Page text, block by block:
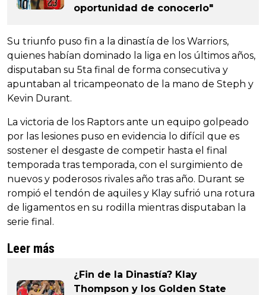
oportunidad de conocerlo"
Su triunfo puso fin a la dinastía de los Warriors,
quienes habían dominado la liga en los últimos años,
disputaban su 5ta final de forma consecutiva y
apuntaban al tricampeonato de la mano de Steph y
Kevin Durant.
La victoria de los Raptors ante un equipo golpeado
por las lesiones puso en evidencia lo difícil que es
sostener el desgaste de competir hasta el final
temporada tras temporada, con el surgimiento de
nuevos y poderosos rivales año tras año. Durant se
rompió el tendón de aquiles y Klay sufrió una rotura
de ligamentos en su rodilla mientras disputaban la
serie final.
Leer más
¿Fin de la Dinastía? Klay
Thompson y los Golden State